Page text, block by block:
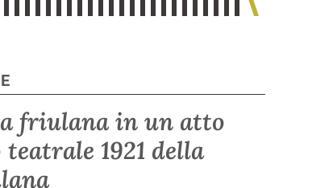
friulana in un atto
1921 della